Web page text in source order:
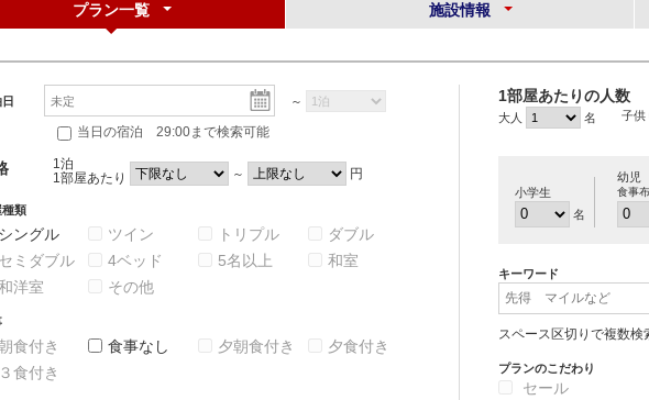
プラン一覧 施設情報
～
当日の宿泊 29:00まで検索可能
1泊
1部屋あたり
～ 円
種類
シングル ツイン トリプル
ダブル
セミダブル
4ベッド 5名以上
和室
洋室
その他
食付き 食事なし 夕朝食付き
夕食付き
３食付き
1部屋あたりの人数
大人 名 子供
小学生
名
幼児
食事
キーワード
スペース区切りで複数検
プランのこだわり
セール